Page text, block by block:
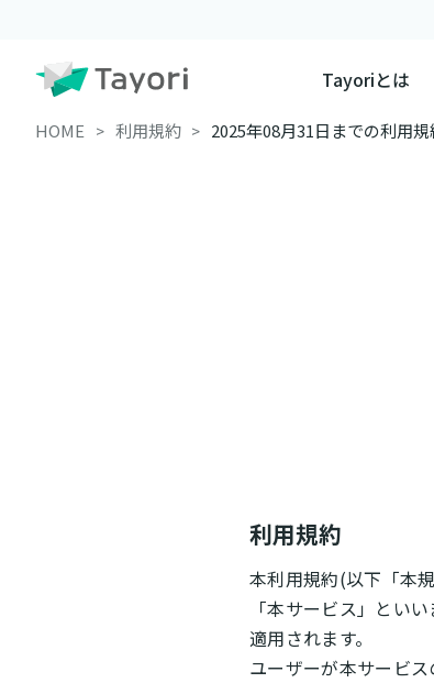
Tayoriとは
HOME 利用規約 2025年08月31日までの利用規
利用規約
本利用規約(以下「本
「本サービス」とい
適用されます。
ユーザーが本サービ